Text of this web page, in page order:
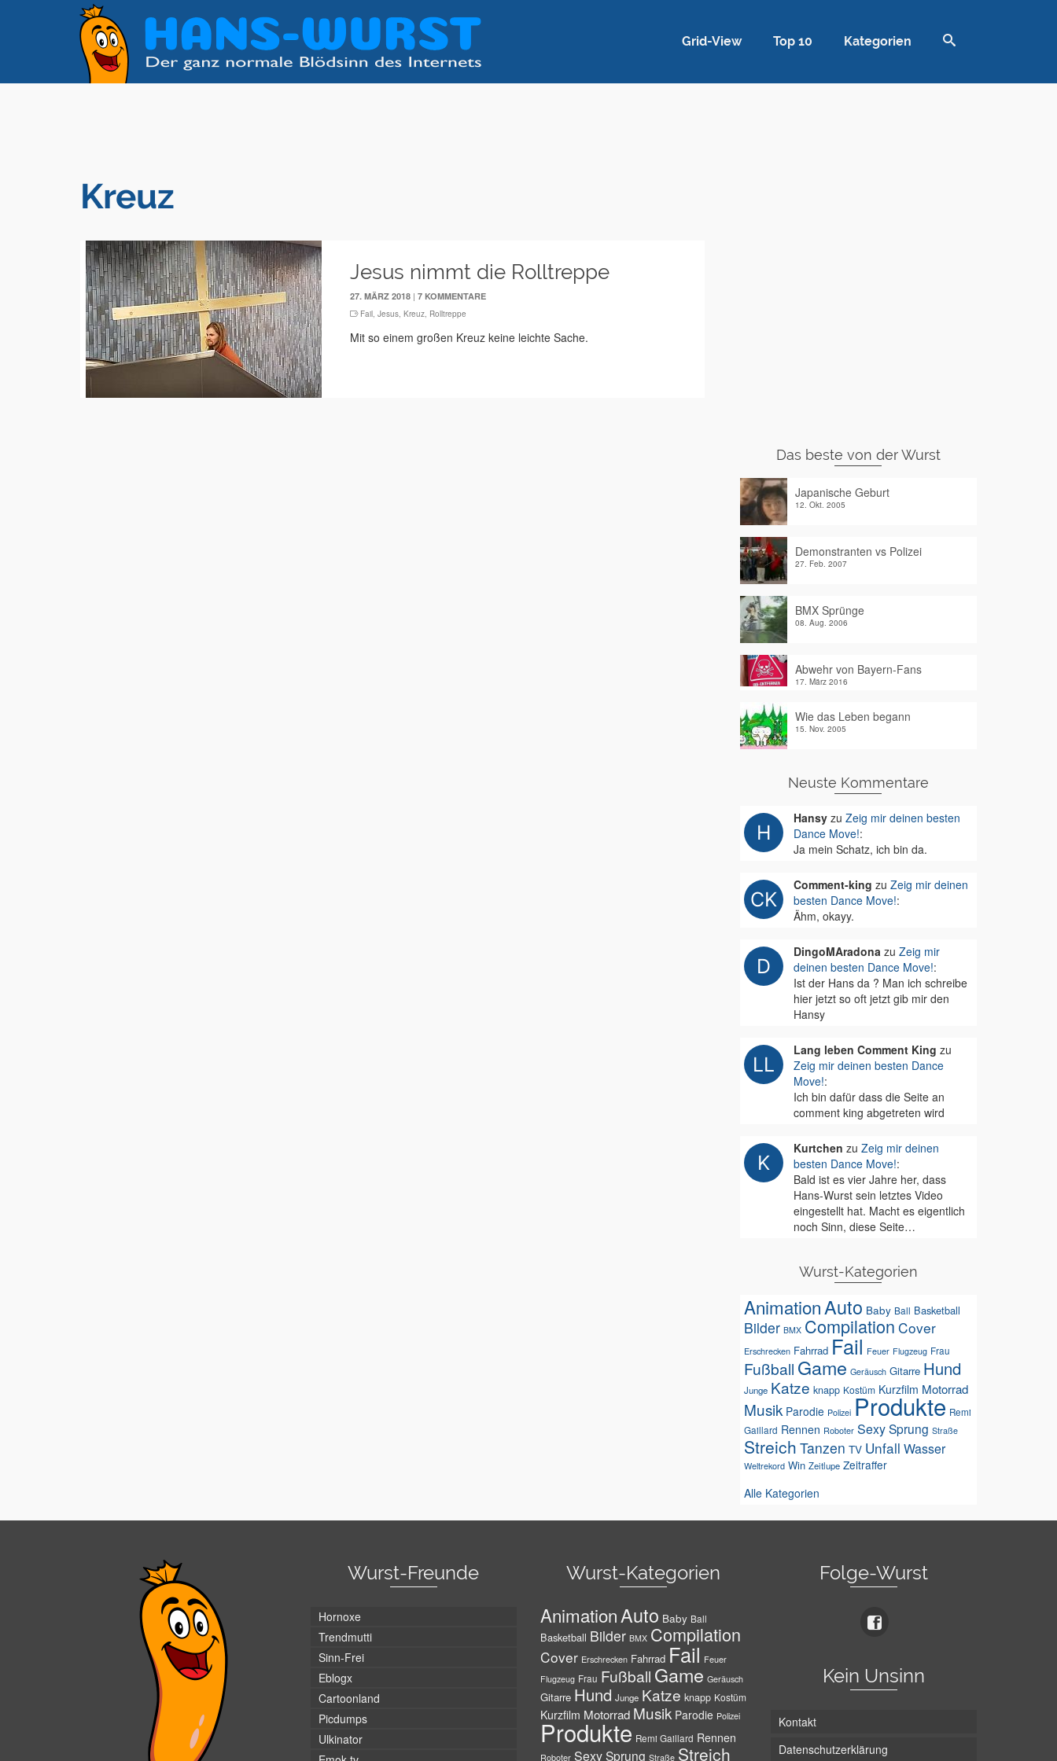
Grid-View Top 10 Kategorien
Kreuz
Jesus nimmt die Rolltreppe
27. MÄRZ 2018 |7 KOMMENTARE
Fail,Jesus,Kreuz, Rolltreppe
Mit so einem großen Kreuz keine leichte Sache.
Das beste von der Wurst
Japanische Geburt
12. Okt. 2005
Demonstranten vs Polizei
27. Feb. 2007
BMX Sprünge
08. Aug. 2006
Abwehr von Bayern-Fans
17. März 2016
Wie das Leben begann
15. Nov. 2005
Neuste Kommentare
Hansyzu Zeig mir deinen besten
Dance Move!:
Ja mein Schatz, ich bin da.
Comment-king zu Zeig mir deinen
besten Dance Move!:
Ähm, okayy.
DingoMAradonazu Zeig mir
deinen besten Dance Move!:
Ist der Hans da ? Man ich schreibe
hier jetzt so oft jetzt gib mir den
Hansy
Lang leben Comment King zu
Zeig mir deinen besten Dance
Move!:
Ich bin dafür dass die Seite an
comment king abgetreten wird
Kurtchen zu Zeig mir deinen
besten Dance Move!:
Bald ist es vier Jahre her, dass
Hans-Wurst sein letztes Video
eingestellt hat. Macht es eigentlich
noch Sinn, diese Seite…
Wurst-Kategorien
AnimationAuto Baby Ball Basketball
Bilder BMX Compilation Cover
Erschrecken Fahrrad Fail Feuer Flugzeug Frau
Fußball Game Geräusch Gitarre Hund
Junge Katze knapp Kostüm Kurzfilm Motorrad
Musik Parodie Polizei Produkte Remi
Gaillard Rennen Roboter SexySprung Straße
Streich Tanzen TV Unfall Wasser
Weltrekord Win Zeitlupe Zeitraffer
Alle Kategorien
Wurst-Freunde
Hornoxe
Trendmutti
Sinn-Frei
Eblogx
Cartoonland
Picdumps
Ulkinator
Wurst-Kategorien
AnimationAuto Baby Ball
Basketball Bilder BMX Compilation
Cover Erschrecken Fahrrad Fail Feuer
Flugzeug Frau Fußball Game Geräusch
Gitarre Hund Junge Katze knapp Kostüm
Kurzfilm Motorrad Musik Parodie Polizei
Produkte Remi Gaillard Rennen
Roboter SexySprung Straße Streich
Folge-Wurst
Kein Unsinn
Kontakt
Datenschutzerklärung